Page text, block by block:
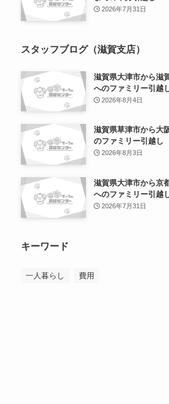
2026年7月31日
スタッフブログ（滋賀支店）
滋賀県大津市から滋
へのファミリー引越
2026年8月4日
滋賀県草津市から大
のファミリー引越し
2026年8月3日
滋賀県大津市から京
へのファミリー引越
2026年7月31日
キーワード
一人暮らし 費用